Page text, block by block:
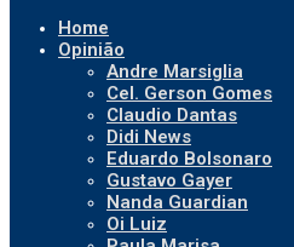
Home
Opinião
Andre Marsiglia
Cel. Gerson Gomes
Claudio Dantas
Didi News
Eduardo Bolsonaro
Gustavo Gayer
Nanda Guardian
Oi Luiz